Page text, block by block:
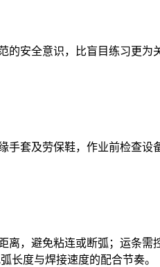
安全意识，比盲目练习更为
套及劳保鞋，作业前检查设
，避免粘连或断弧；运条需
长度与焊接速度的配合节奏。